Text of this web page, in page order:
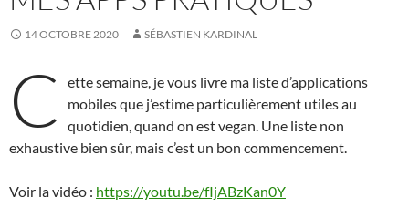
14 OCTOBRE 2020 SÉBASTIEN KARDINAL
C
ette semaine, je vous livre ma liste d’applications
mobiles que j’estime particulièrement utiles au
quotidien, quand on est vegan. Une liste non
exhaustive bien sûr, mais c’est un bon commencement.
Voir la vidéo : https://youtu.be/fIjABzKan0Y